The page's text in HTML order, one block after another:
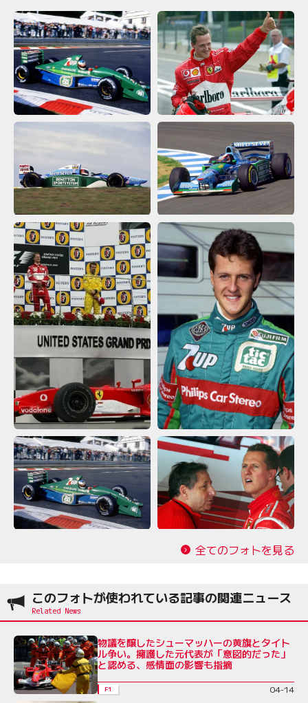
全てのフォトを見る
このフォトが使われている記事の関連ニュース
物議を醸したシューマッハーの黄旗とタイト
ル争い。擁護した元代表が「意図的だった」
と認める、感情面の影響も指摘
F1 04-14